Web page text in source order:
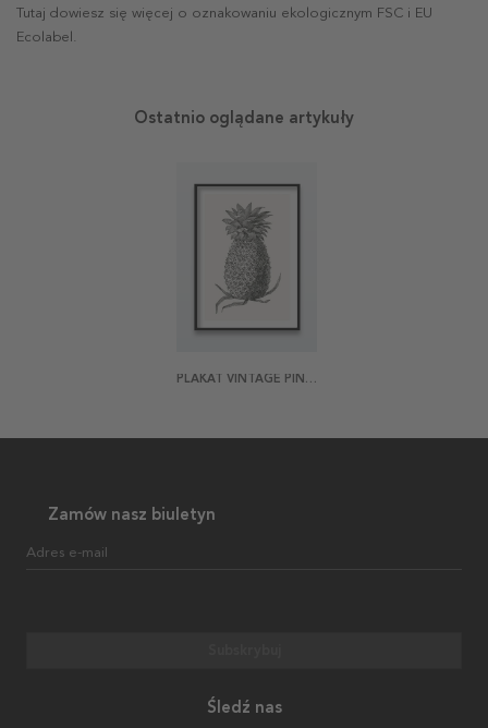
Tutaj dowiesz się więcej o oznakowaniu ekologicznym FSC i EU
Ecolabel.
Ostatnio oglądane artykuły
PLAKAT VINTAGE PINEAPPLE
Zamów nasz biuletyn
Adres e-mail
Śledź nas